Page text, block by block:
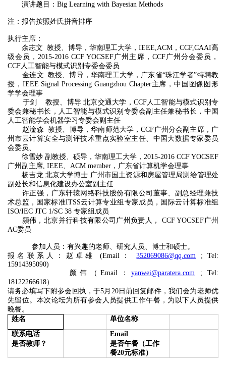
演讲题目：Big Learning with Bayesian Methods
注：报告按照姓氏拼音排序
执行主席：
余志文 教授、博导，华南理工大学，IEEE,ACM，CCF,CAAI高
级会员，2015-2016 CCF YOCSEF广州主席，CCF广州分会委员，
CCF人工智能与模式识别专委会委员
金连文 教授、博导，华南理工大学，广东省“珠江学者”特聘教
授，IEEE Signal Processing Guangzhou Chapter主席，中国图像图形
学学会理事
于剑 教授、博导 北京交通大学，CCF人工智能与模式识别专
委会兼秘书长，人工智能与模式识别专委会副主任兼秘书长，中国
人工智能学会机器学习专委会副主任
赵淦森 教授、博导，华南师范大学，CCF广州分会副主席，广
州市云计算安全与测评技术重点实验室主任、中国大数据专家委员
会委员、
徐雪妙 副教授、硕导，华南理工大学，2015-2016 CCF YOCSEF
广州副主席, IEEE、ACM member，广东省计算机学会理事
杨吉龙 北京大学博士 广州市国土资源和房屋管理局测绘管理处
副处长和信息化建设办公室副主任
许正强，广东轩辕网络科技股份有限公司董事、副总经理兼技
术总监，国家标准ITSS云计算专业组专家成员，国际云计算标准组
ISO/IEC JTC 1/SC 38 专家组成员
颜伟，北京并行科技有限公司广州负责人， CCF YOCSEF广州
AC委员
参加人员：有兴趣的老师、研究人员、博士和硕士。
报名联系人：赵卓雄 (Email：352069086@qq.com ; Tel:
15914395090)
颜伟（Email：yanwei@paratera.com ; Tel:
18122266618）
请务必填写下附参会回执，于5月20日前回复邮件，我们会为老师优
先留位。本次论坛为所有参会人员提供工作午餐，为以下人员提供
晚餐。
姓名
单位名称
联系电话
Email
是否教师？
是否午餐（工作
餐20元标准）